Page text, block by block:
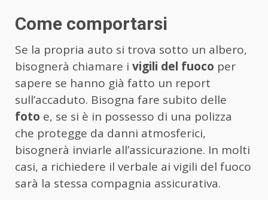
Come comportarsi
Se la propria auto si trova sotto un albero,
bisognerà chiamare i vigili del fuoco per
sapere se hanno già fatto un report
sull’accaduto. Bisogna fare subito delle
foto e, se si è in possesso di una polizza
che protegge da danni atmosferici,
bisognerà inviarle all’assicurazione. In molti
casi, a richiedere il verbale ai vigili del fuoco
sarà la stessa compagnia assicurativa.